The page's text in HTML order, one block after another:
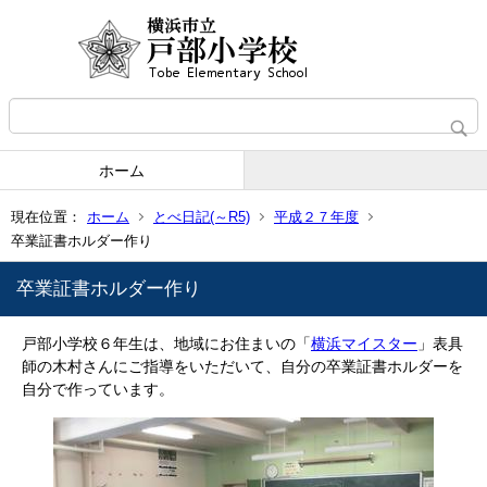
ホーム
現在位置： ホーム とべ日記(～R5)
平成２７年度
卒業証書ホルダー作り
卒業証書ホルダー作り
戸部小学校６年生は、地域にお住まいの「横浜マイスター 」表具
師の木村さんにご指導をいただいて、自分の卒業証書ホルダーを
自分で作っています。